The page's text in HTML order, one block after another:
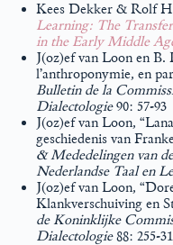
Kees Dekker & Rolf
Learning: The
in the Early Middle
J(oz)ef van Loon en
l’anthroponymie, en
Bulletin de la
Dialectologie90: 57-93
J(oz)ef van Loon,
geschiedenis van
& Mededelingen van
Nederlandse Taal en
J(oz)ef van Loon,
Klankverschuiving en
de Koninklijke
Dialectologie88: 255-